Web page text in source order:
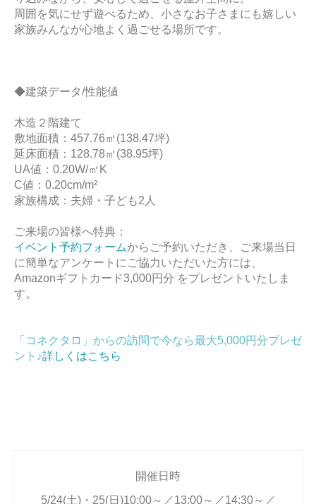
周囲を気にせず遊べるため、小さなお子さまにも嬉しい
家族みんなが心地よく過ごせる場所です。
◆建築データ/性能値
木造２階建て
敷地面積：457.76㎡(138.47坪)
延床面積：128.78㎡(38.95坪)
UA値：0.20W/㎡K
C値：0.20cm/m²
家族構成：夫婦・子ども2人
ご来場の皆様へ特典：
イベント予約フォームからご予約いただき、ご来場当日
に簡単なアンケートにご協力いただいた方には、
Amazonギフトカード3,000円分 をプレゼントいたしま
す。
「コネクタロ」からの訪問で今なら最大5,000円分プレゼ
ント♪詳しくはこちら
開催日時
5/24(土)・25(日)10:00～／13:00～／14:30～／